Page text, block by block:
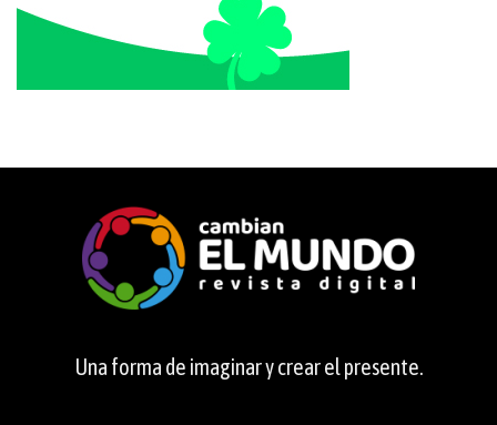
Una forma de imaginar y crear el presente.